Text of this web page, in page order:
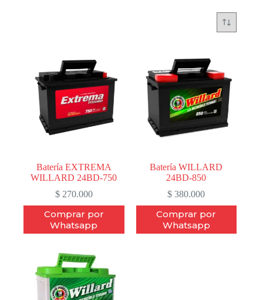
Batería EXTREMA
WILLARD 24BD-750
$270.000
Comprar por
Whatsapp
Batería WILLARD
24BD-850
$ 380.000
Comprar por
Whatsapp